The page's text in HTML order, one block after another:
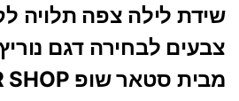
שידת לילה צפה תלויה
מבית סטאר שופ STAR SHOP